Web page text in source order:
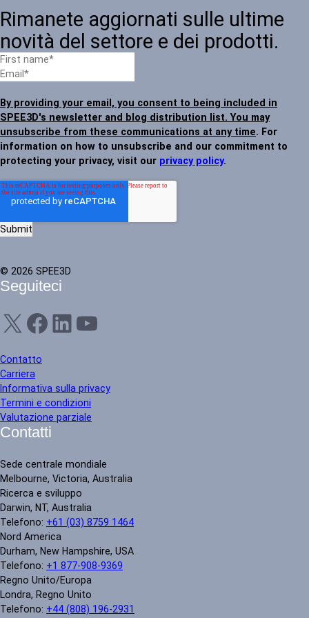
Rimanete aggiornati sulle ultime
novità del settore e dei prodotti.
By providing your email, you consent to being included in
SPEE3D's newsletter and blog distribution list. You may
unsubscribe from these communications at any time. For
information on how to unsubscribe and our commitment to
protecting your privacy, visit our privacy policy.
© 2026 SPEE3D
Seguiteci
X Facebook LinkedIn YouTube
Contatto
Carriera
Informativa sulla privacy
Termini e condizioni
Valutazione parziale
Contatti
Sede centrale mondiale
Melbourne, Victoria, Australia
Ricerca e sviluppo
Darwin, NT, Australia
Telefono: +61 (03) 8759 1464
Nord America
Durham, New Hampshire, USA
Telefono: +1 877-908-9369
Regno Unito/Europa
Londra, Regno Unito
Telefono: +44 (808) 196-2931